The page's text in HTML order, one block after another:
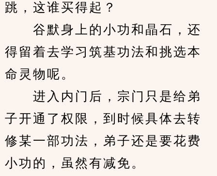
跳，这谁买得起？
谷默身上的小功和晶石，还
得留着去学习筑基功法和挑选本
命灵物呢。
进入内门后，宗门只是给弟
子开通了权限，到时候具体去转
修某一部功法，弟子还是要花费
小功的，虽然有减免。